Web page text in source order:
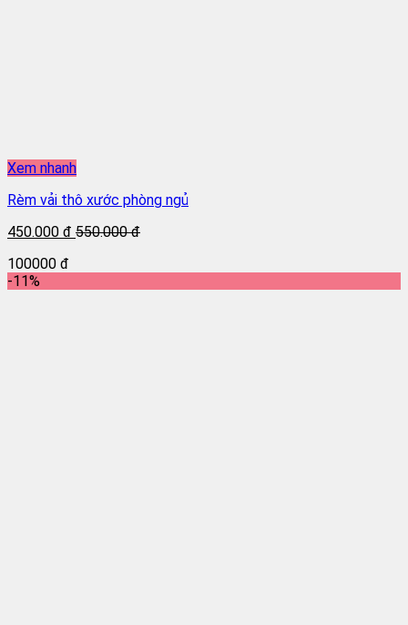
Xem nhanh
Rèm vải thô xước phòng ngủ
450.000 đ 550.000 đ
100000 đ
-11%